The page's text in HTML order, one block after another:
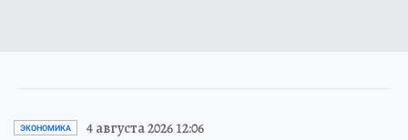
ЭКОНОМИКА 4 августа 2026 12:06